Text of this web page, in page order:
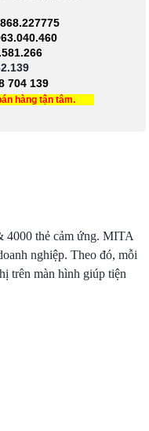
704 139
hàng tận tâm.
4000 thẻ cảm ứng. MITA
nghiệp. Theo đó, mỗi
trên màn hình giúp tiện